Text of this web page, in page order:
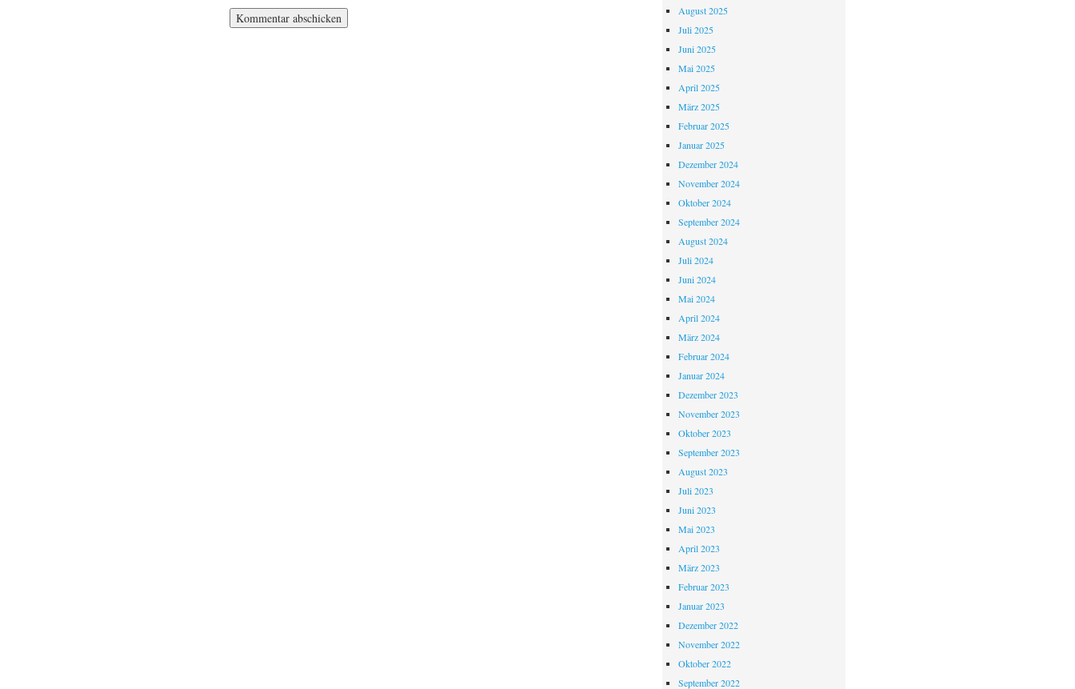
August 2025
Juli 2025
Juni 2025
Mai 2025
April 2025
März 2025
Februar 2025
Januar 2025
Dezember 2024
November 2024
Oktober 2024
September 2024
August 2024
Juli 2024
Juni 2024
Mai 2024
April 2024
März 2024
Februar 2024
Januar 2024
Dezember 2023
November 2023
Oktober 2023
September 2023
August 2023
Juli 2023
Juni 2023
Mai 2023
April 2023
März 2023
Februar 2023
Januar 2023
Dezember 2022
November 2022
Oktober 2022
September 2022